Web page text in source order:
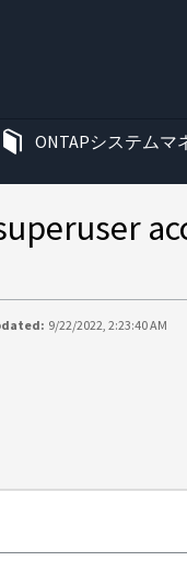
ONTAPシステムマ
9/22/2022, 2:23:40 AM